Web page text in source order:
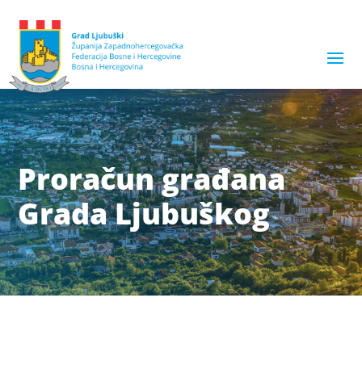
Proračun građana
Grada Ljubuškog